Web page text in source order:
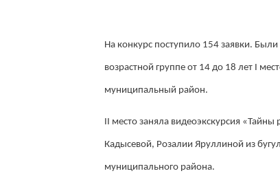
На конкурс поступило 154 заявки.
возрастной группе от 14 до 18 лет I
муниципальный район.
II место заняла видеоэкскурсия
Кадысевой, Розалии Яруллиной из
муниципального района.